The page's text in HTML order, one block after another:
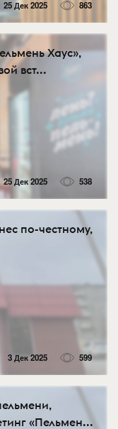
25 Дек 2025 863
Хаус»,
вст...
25 Дек 2025 538
по-честному,
3 Дек 2025 599
«Пельмен...